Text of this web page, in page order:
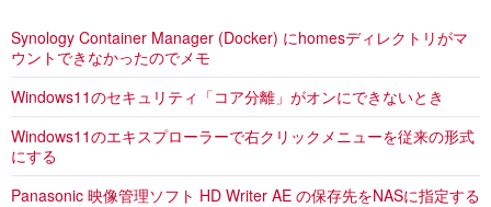
ゲ
ー
シ
ョ
ン
Synology Container Manager (Docker) にhomesディレクトリがマ
ウントできなかったのでメモ
Windows11のセキュリティ「コア分離」がオンにできないとき
Windows11のエキスプローラーで右クリックメニューを従来の形式
にする
Panasonic 映像管理ソフト HD Writer AE の保存先をNASに指定する